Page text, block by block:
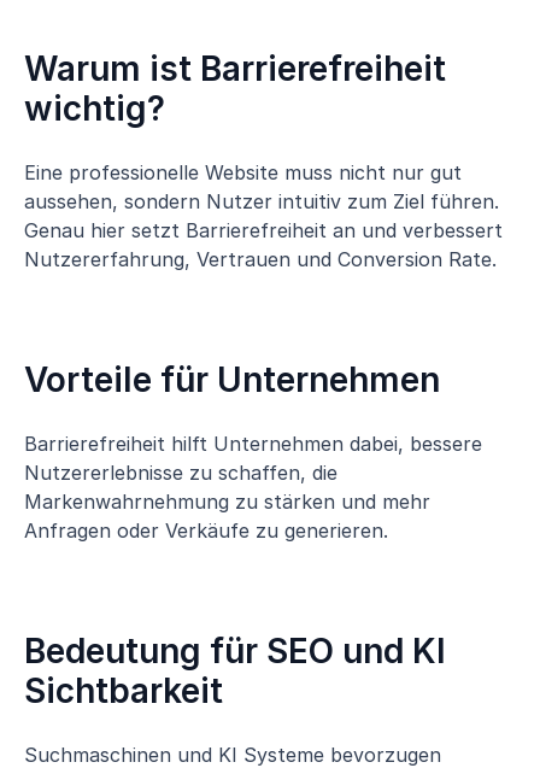
Warum ist Barrierefreiheit
wichtig?
Eine professionelle Website muss nicht nur gut
aussehen, sondern Nutzer intuitiv zum Ziel führen.
Genau hier setzt Barrierefreiheit an und verbessert
Nutzererfahrung, Vertrauen und Conversion Rate.
Vorteile für Unternehmen
Barrierefreiheit hilft Unternehmen dabei, bessere
Nutzererlebnisse zu schaffen, die
Markenwahrnehmung zu stärken und mehr
Anfragen oder Verkäufe zu generieren.
Bedeutung für SEO und KI
Sichtbarkeit
Suchmaschinen und KI Systeme bevorzugen